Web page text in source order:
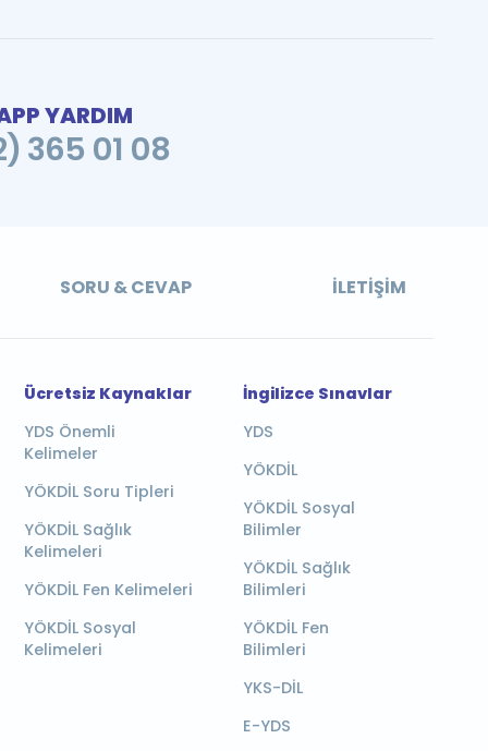
YARDIM
365 01 08
SORU & CEVAP İLETIŞIM
Ücretsiz Kaynaklar
YDS Önemli
Kelimeler
YÖKDİL Soru Tipleri
YÖKDİL Sağlık
Kelimeleri
YÖKDİL Fen Kelimeleri
YÖKDİL Sosyal
Kelimeleri
İngilizce Sınavlar
YDS
YÖKDİL
YÖKDİL Sosyal
Bilimler
YÖKDİL Sağlık
Bilimleri
YÖKDİL Fen
Bilimleri
YKS-DİL
E-YDS